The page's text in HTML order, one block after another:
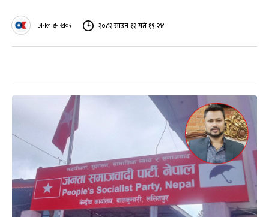
अनलाइनखबर २०८२ साउन १२ गते १९:२४